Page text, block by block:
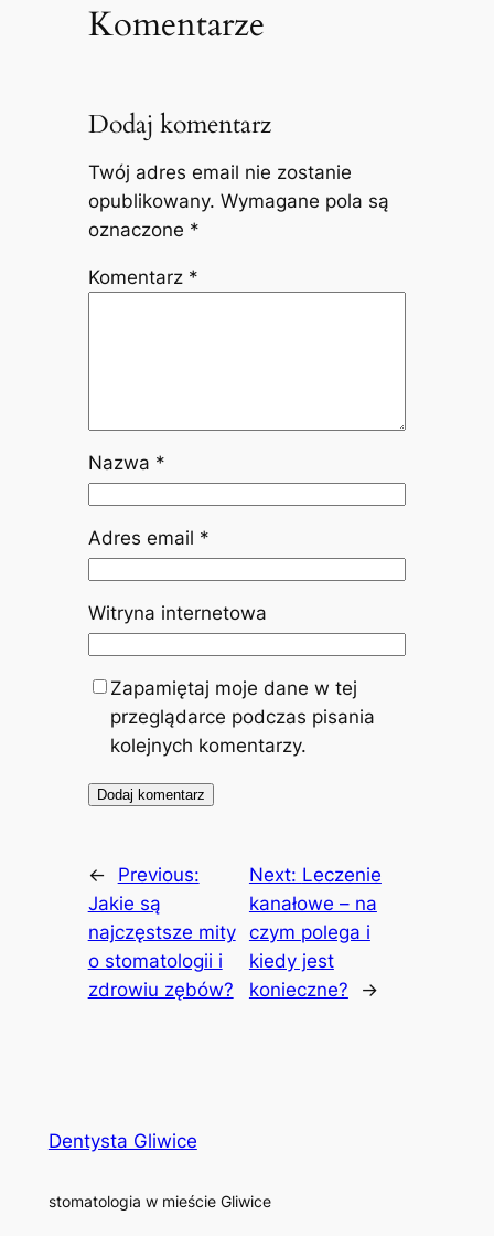
Komentarze
Dodaj komentarz
Twój adres email nie zostanie
opublikowany. Wymagane pola są
oznaczone *
Komentarz *
Nazwa *
Adres email *
Witryna internetowa
Zapamiętaj moje dane w tej
przeglądarce podczas pisania
kolejnych komentarzy.
←
Previous:
Jakie są
najczęstsze mity
o stomatologii i
zdrowiu zębów?
Next: Leczenie
kanałowe – na
czym polega i
kiedy jest
konieczne?
→
Dentysta Gliwice
stomatologia w mieście Gliwice